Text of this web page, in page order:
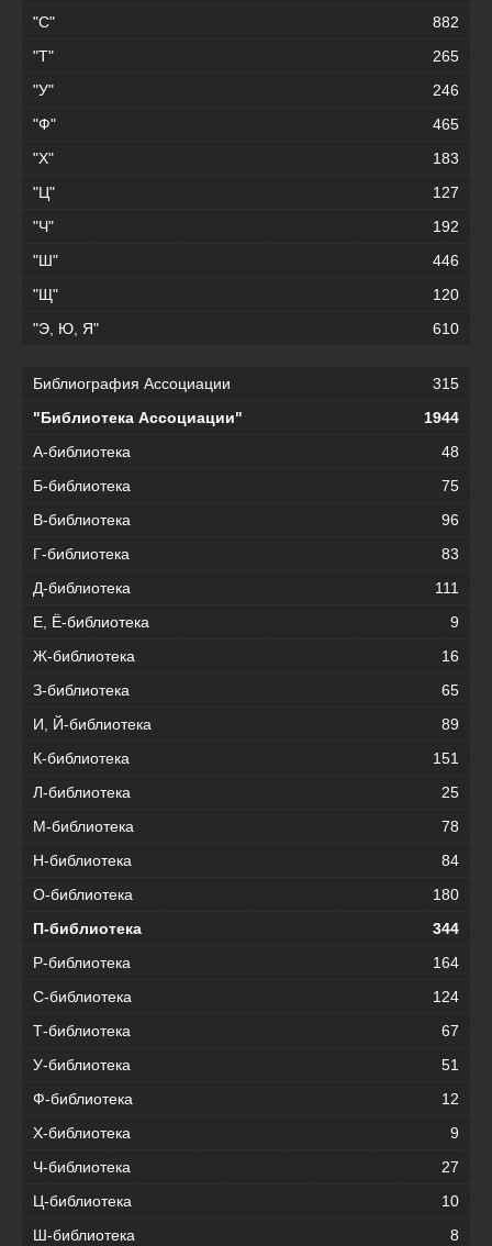
"С"
882
"Т"
265
"У"
246
"Ф"
465
"Х"
183
"Ц"
127
"Ч"
192
"Ш"
446
"Щ"
120
"Э, Ю, Я"
610
Библиография Ассоциации
315
"Библиотека Ассоциации"
1944
А-библиотека
48
Б-библиотека
75
В-библиотека
96
Г-библиотека
83
Д-библиотека
111
Е, Ё-библиотека
9
Ж-библиотека
16
З-библиотека
65
И, Й-библиотека
89
К-библиотека
151
Л-библиотека
25
М-библиотека
78
Н-библиотека
84
О-библиотека
180
П-библиотека
344
Р-библиотека
164
С-библиотека
124
Т-библиотека
67
У-библиотека
51
Ф-библиотека
12
Х-библиотека
9
Ч-библиотека
27
Ц-библиотека
10
Ш-библиотека
8